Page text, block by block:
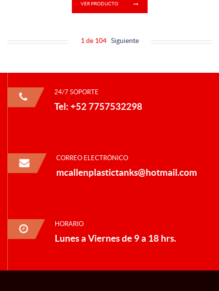
VER PRODUCTO
1 de 104 Siguiente
24/7 SOPORTE
Tel: +52 7757532298
CORREO ELECTRÓNICO
mcallenplastictanks@hotmail.com
HORARIO
Lunes a Viernes de 9 a 18 hrs.